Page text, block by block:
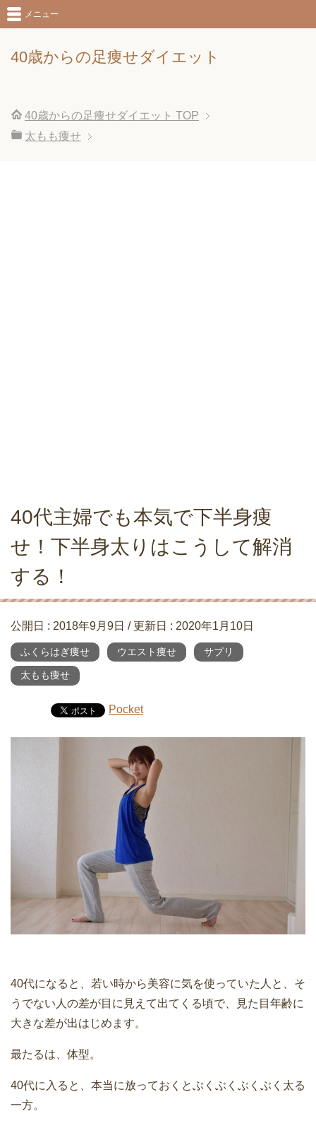
40歳からの足痩せダイエット
メニュー
40歳からの足痩せダイエット TOP
太もも痩せ
40代主婦でも本気で下半身痩
せ！下半身太りはこうして解消
する！
公開日 : 2018年9月9日 / 更新日 : 2020年1月10日
ふくらはぎ痩せ ウエスト痩せ サプリ
太もも痩せ
Pocket
40代になると、若い時から美容に気を使っていた人と、そ
うでない人の差が目に見えて出てくる頃で、見た目年齢に
大きな差が出はじめます。
最たるは、体型。
40代に入ると、本当に放っておくとぶくぶくぶくぶく太る
一方。